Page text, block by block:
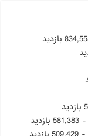
- 581,383 بازدید